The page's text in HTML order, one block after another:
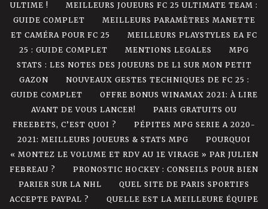
ULTIME !
MEILLEURS JOUEURS FC 25 ULTIMATE TEAM :
GUIDE COMPLET
MEILLEURS PARAMÈTRES MANETTE
ET CAMÉRA POUR FC 25
MEILLEURS PLAYSTYLES EA FC
25 : GUIDE COMPLET
MENTIONS LEGALES
MPG
STATS : LES NOTES DES JOUEURS DE L1 SUR MON PETIT
GAZON
NOUVEAUX GESTES TECHNIQUES DE FC 25 :
GUIDE COMPLET
OFFRE BONUS WINAMAX 2021: À LIRE
AVANT DE VOUS LANCER!
PARIS GRATUITS OU
FREEBETS, C’EST QUOI ?
PÉPITES MPG SERIE A 2020-
2021: MEILLEURS JOUEURS & STATS MPG
POURQUOI
« MONTEZ LE VOLUME ET RDV AU 1E VIRAGE » PAR JULIEN
FEBREAU ?
PRONOSTIC HOCKEY : CONSEILS POUR BIEN
PARIER SUR LA NHL
QUEL SITE DE PARIS SPORTIFS
ACCEPTE PAYPAL ?
QUELLE EST LA MEILLEURE ÉQUIPE